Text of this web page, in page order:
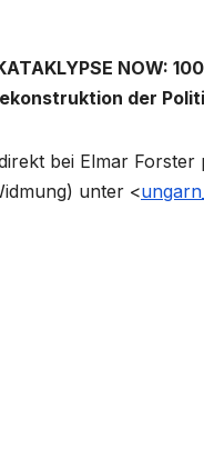
NOW:
der
bei Elmar
unter <